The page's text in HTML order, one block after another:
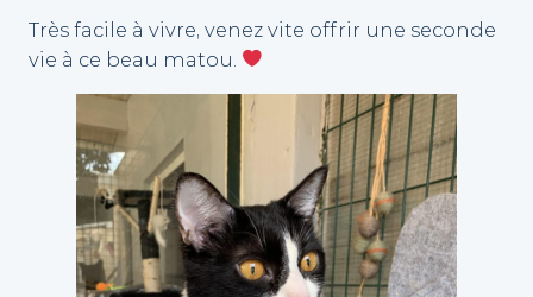
Très facile à vivre, venez vite offrir une seconde
vie à ce beau matou.